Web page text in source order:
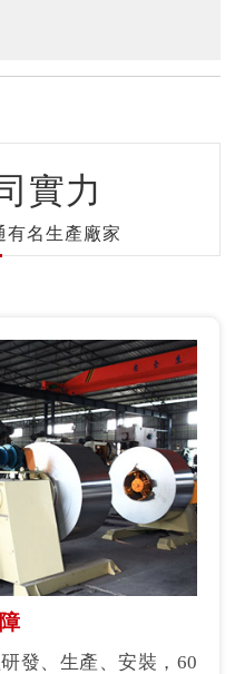
實力
有名生產廠家
發、生產、安裝，60